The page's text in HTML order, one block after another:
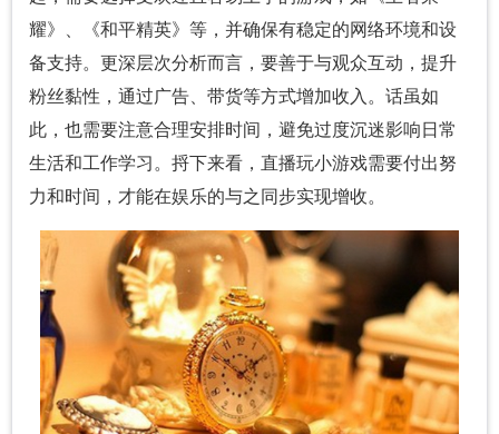
耀》、《和平精英》等，并确保有稳定的网络环境和设
备支持。更深层次分析而言，要善于与观众互动，提升
粉丝黏性，通过广告、带货等方式增加收入。话虽如
此，也需要注意合理安排时间，避免过度沉迷影响日常
生活和工作学习。捋下来看，直播玩小游戏需要付出努
力和时间，才能在娱乐的与之同步实现增收。